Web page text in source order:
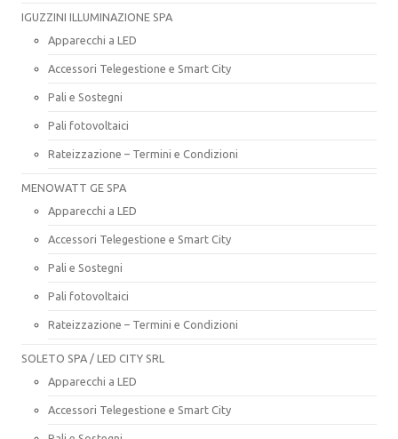
IGUZZINI ILLUMINAZIONE SPA
Apparecchi a LED
Accessori Telegestione e Smart City
Pali e Sostegni
Pali fotovoltaici
Rateizzazione – Termini e Condizioni
MENOWATT GE SPA
Apparecchi a LED
Accessori Telegestione e Smart City
Pali e Sostegni
Pali fotovoltaici
Rateizzazione – Termini e Condizioni
SOLETO SPA / LED CITY SRL
Apparecchi a LED
Accessori Telegestione e Smart City